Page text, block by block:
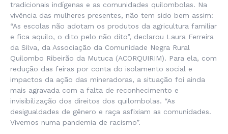
tradicionais indígenas e as comunidades quilombolas. Na
vivência das mulheres presentes, não tem sido bem assim:
“As escolas não adotam os produtos da agricultura familiar
e fica aquilo, o dito pelo não dito”, declarou Laura Ferreira
da Silva, da Associação da Comunidade Negra Rural
Quilombo Ribeirão da Mutuca (ACORQUIRIM). Para ela, com
redução das feiras por conta do isolamento social e
impactos da ação das mineradoras, a situação foi ainda
mais agravada com a falta de reconhecimento e
invisibilização dos direitos dos quilombolas. “As
desigualdades de gênero e raça asfixiam as comunidades.
Vivemos numa pandemia de racismo”.